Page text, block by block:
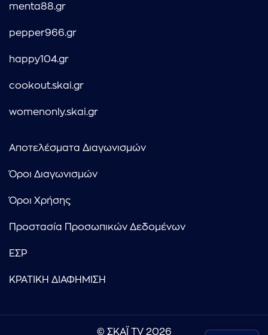
menta88.gr
pepper966.gr
happy104.gr
cookout.skai.gr
womenonly.skai.gr
Αποτελέσματα Διαγωνισμών
Όροι Διαγωνισμών
Όροι Χρήσης
Προστασία Προσωπικών Δεδομένων
ΕΣΡ
ΚΡΑΤΙΚΗ ΔΙΑΦΗΜΙΣΗ
© ΣΚΑΪ TV 2026